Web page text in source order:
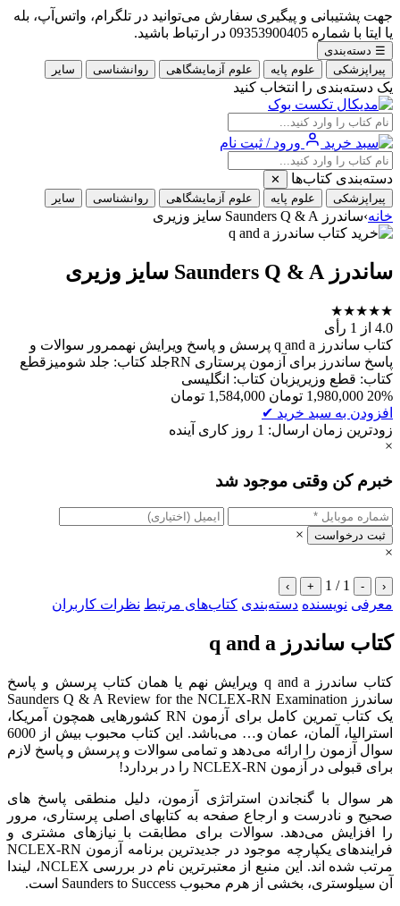
جهت پشتیبانی و پیگیری سفارش می‌توانید در تلگرام، واتس‌آپ، بله
یا ایتا با شماره 09353900405 در ارتباط باشید.
☰ دسته‌بندی
پیراپزشکی
علوم پایه علوم آزمایشگاهی روانشناسی سایر
یک دسته‌بندی را انتخاب کنید
ورود / ثبت نام
دسته‌بندی کتاب‌ها
✕
پیراپزشکی
علوم پایه علوم آزمایشگاهی روانشناسی سایر
خانه›ساندرز Saunders Q & A سایز وزیری
ساندرز Saunders Q & A سایز وزیری
★
★
★
★
★
4.0 از 1 رأی
کتاب ساندرز q and a پرسش و پاسخ ویرایش نهممرور سوالات و
پاسخ ساندرز برای آزمون پرستاری RNجلد کتاب: جلد شومیزقطع
کتاب: قطع وزیریزبان کتاب: انگلیسی
20%
1,980,000 تومان 1,584,000 تومان
افزودن به سبد خرید ✔
زودترین زمان ارسال: 1 روز کاری آینده
×
خبرم کن وقتی موجود شد
ثبت درخواست
×
×
‹
-
1 / 1
+
›
معرفی نویسنده دسته‌بندی کتاب‌های مرتبط نظرات کاربران
کتاب ساندرز q and a
کتاب ساندرز q and a ویرایش نهم یا همان کتاب پرسش و پاسخ
ساندرز Saunders Q & A Review for the NCLEX-RN Examination
یک کتاب تمرین کامل برای آزمون RN کشورهایی همچون آمریکا،
استرالیا، آلمان، عمان و… می‌باشد. این کتاب محبوب بیش از 6000
سوال آزمون را ارائه می‌دهد و تمامی سوالات و پرسش و پاسخ لازم
برای قبولی در آزمون NCLEX-RN را در بردارد!
هر سوال با گنجاندن استراتژی آزمون، دلیل منطقی پاسخ های
صحیح و نادرست و ارجاع صفحه به کتابهای اصلی پرستاری، مرور
را افزایش می‌دهد. سوالات برای مطابقت با نیازهای مشتری و
فرایندهای یکپارچه موجود در جدیدترین برنامه آزمون NCLEX-RN
مرتب شده اند. این منبع از معتبرترین نام در بررسی NCLEX، لیندا
آن سیلوستری‌، بخشی از هرم محبوب Saunders to Success است.